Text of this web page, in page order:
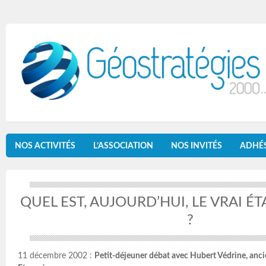
NOS ACTIVITÉS L’ASSOCIATION NOS INVITÉS
QUEL EST, AUJOURD’HUI, LE VRAI
?
11 décembre 2002 : Petit-déjeuner débat avec Hubert Védrine,